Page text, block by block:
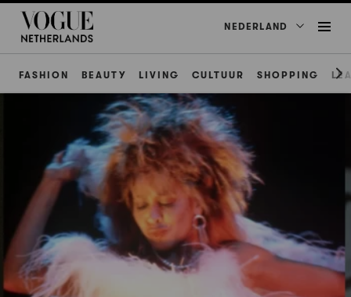
NEDERLAND
FASHION BEAUTY LIVING CULTUUR SHOPPING